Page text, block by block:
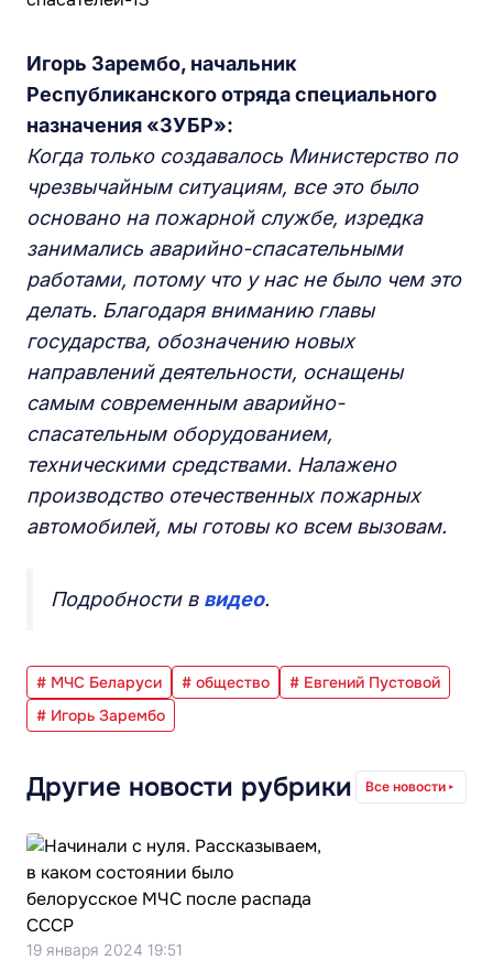
Игорь Зарембо, начальник
Республиканского отряда специального
назначения «ЗУБР»:
Когда только создавалось Министерство по
чрезвычайным ситуациям, все это было
основано на пожарной службе, изредка
занимались аварийно-спасательными
работами, потому что у нас не было чем это
делать. Благодаря вниманию главы
государства, обозначению новых
направлений деятельности, оснащены
самым современным аварийно-
спасательным оборудованием,
техническими средствами. Налажено
производство отечественных пожарных
автомобилей, мы готовы ко всем вызовам.
Подробности в видео.
# МЧС Беларуси # общество
# Евгений Пустовой
# Игорь Зарембо
Другие новости рубрики Все новости
19 января 2024 19:51